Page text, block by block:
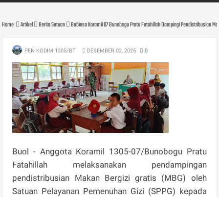
Home Artikel Berita Satuan Babinsa Koramil 07 Bunobogu Pratu Fatahillah Dampingi Pendistribusian
PEN KODIM 1305/BT DESEMBER 02, 2025 0
Buol - Anggota Koramil 1305-07/Bunobogu Pratu
Fatahillah melaksanakan pendampingan
pendistribusian Makan Bergizi gratis (MBG) oleh
Satuan Pelayanan Pemenuhan Gizi (SPPG) kepada